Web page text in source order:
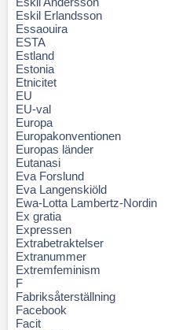
Eskil Erlandsson
Essaouira
ESTA
Estland
Estonia
Etnicitet
EU
EU-val
Europa
Europakonventionen
Europas länder
Eutanasi
Eva Forslund
Eva Langenskiöld
Ewa-Lotta Lambertz-Nordin
Ex gratia
Expressen
Extrabetraktelser
Extranummer
Extremfeminism
F
Fabriksåterställning
Facebook
Facit